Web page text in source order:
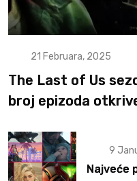
21 Februara, 2025
The Last of Us
broj epizoda
9
Najveće